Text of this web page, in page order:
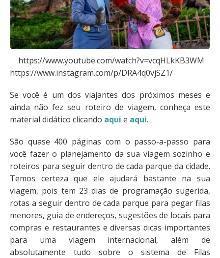
https://www.youtube.com/watch?v=vcqHLkKB3WM
https://www.instagram.com/p/DRA4q0vjSZ1/
Se você é um dos viajantes dos próximos meses e
ainda não fez seu roteiro de viagem, conheça este
material didático clicando aqui e aqui.
São quase 400 páginas com o passo-a-passo para
você fazer o planejamento da sua viagem sozinho e
roteiros para seguir dentro de cada parque da cidade.
Temos certeza que ele ajudará bastante na sua
viagem, pois tem 23 dias de programação sugerida,
rotas a seguir dentro de cada parque para pegar filas
menores, guia de endereços, sugestões de locais para
compras e restaurantes e diversas dicas importantes
para uma viagem internacional, além de
absolutamente tudo sobre o sistema de Filas